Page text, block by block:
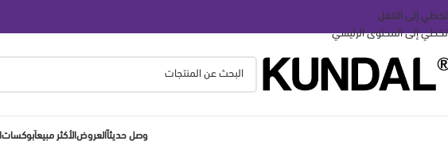
تخطي إلى التنقل
تخطي إلى المحتوى الرئيسي
وصل حديثاً العروض الأكثر مبيعاَبوكسات